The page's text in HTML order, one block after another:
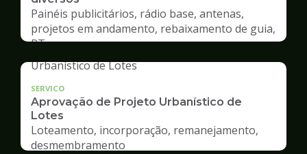
Painéis publicitários, rádio base, antenas,
projetos em andamento, rebaixamento de guia,
RT
SERVICO
Aprovação de Projeto Urbanístico de
Lotes
Loteamento, incorporação, remanejamento,
desmembramento